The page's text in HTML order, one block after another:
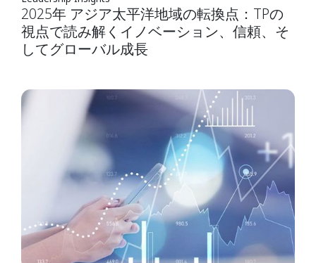
2025年 アジア太平洋地域の転換点：TPの
視点で読み解くイノベーション、信頼、そ
してグローバル成長